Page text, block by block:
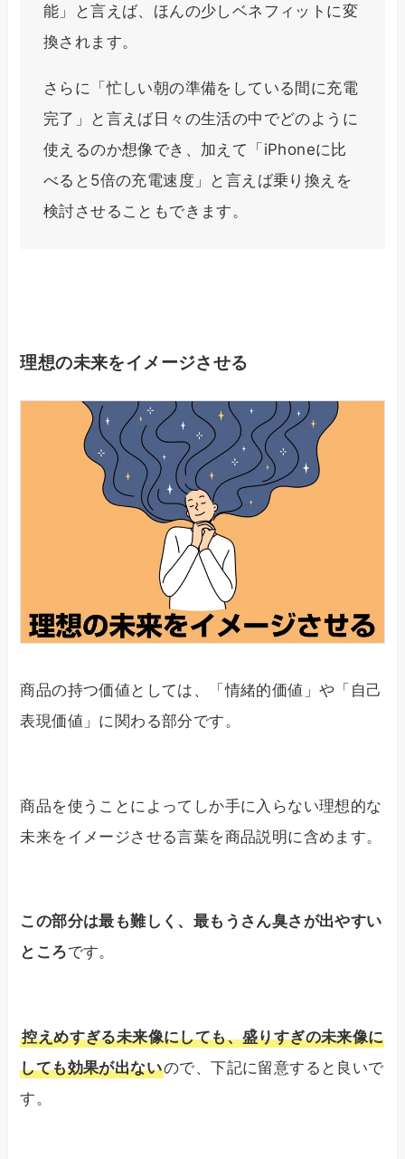
能」と言えば、ほんの少しベネフィットに変
換されます。
さらに「忙しい朝の準備をしている間に充電
完了」と言えば日々の生活の中でどのように
使えるのか想像でき、加えて「iPhoneに比
べると5倍の充電速度」と言えば乗り換えを
検討させることもできます。
理想の未来をイメージさせる
商品の持つ価値としては、「情緒的価値」や「自己
表現価値」に関わる部分です。
商品を使うことによってしか手に入らない理想的な
未来をイメージさせる言葉を商品説明に含めます。
この部分は最も難しく、最もうさん臭さが出やすい
ところです。
控えめすぎる未来像にしても、盛りすぎの未来像に
しても効果が出ないので、下記に留意すると良いで
す。